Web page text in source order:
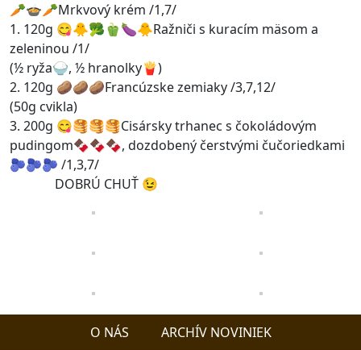
🥕🍲🥕Mrkvový krém /1,7/
1. 120g 😋🐥🥦🫑🍆🐥Ražniči s kuracím mäsom a
zeleninou /1/
(½ ryža🍚, ½ hranolky🍟)
2. 120g 🥔🥔🥔Francúzske zemiaky /3,7,12/
(50g cvikla)
3. 200g 😋🥞🥞🥞Cisársky trhanec s čokoládovým
pudingom🍫🍫🍫, dozdobený čerstvými čučoriedkami
🫐🫐🫐 /1,3,7/
DOBRÚ CHUŤ 😉
O NÁS ARCHÍV NOVINIEK